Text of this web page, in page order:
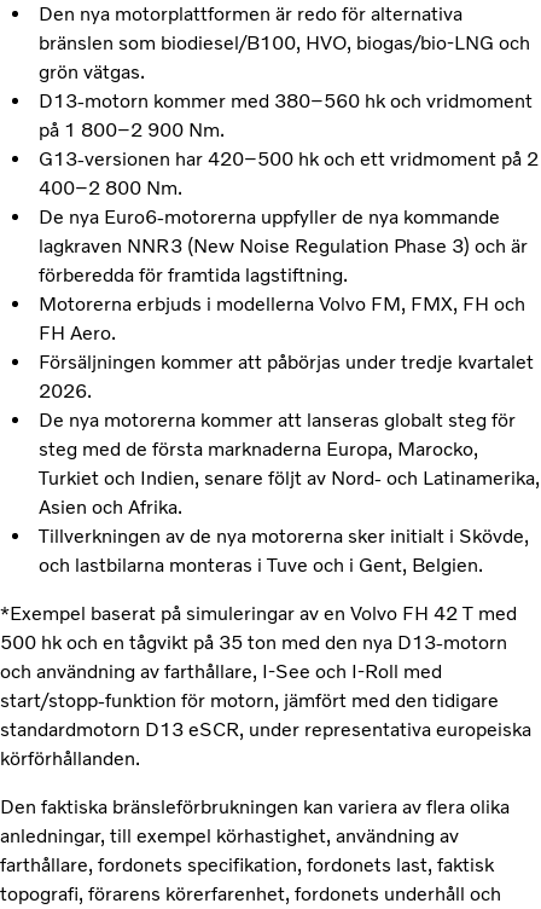
Den nya motorplattformen är redo för alternativa
bränslen som biodiesel/B100, HVO, biogas/bio-LNG och
grön vätgas.
D13-motorn kommer med 380–560 hk och vridmoment
på 1 800–2 900 Nm.
G13-versionen har 420–500 hk och ett vridmoment på 2
400–2 800 Nm.
De nya Euro6-motorerna uppfyller de nya kommande
lagkraven NNR3 (New Noise Regulation Phase 3) och är
förberedda för framtida lagstiftning.
Motorerna erbjuds i modellerna Volvo FM, FMX, FH och
FH Aero.
Försäljningen kommer att påbörjas under tredje kvartalet
2026.
De nya motorerna kommer att lanseras globalt steg för
steg med de första marknaderna Europa, Marocko,
Turkiet och Indien, senare följt av Nord- och Latinamerika,
Asien och Afrika.
Tillverkningen av de nya motorerna sker initialt i Skövde,
och lastbilarna monteras i Tuve och i Gent, Belgien.
*Exempel baserat på simuleringar av en Volvo FH 42 T med
500 hk och en tågvikt på 35 ton med den nya D13-motorn
och användning av farthållare, I-See och I-Roll med
start/stopp-funktion för motorn, jämfört med den tidigare
standardmotorn D13 eSCR, under representativa europeiska
körförhållanden.
Den faktiska bränsleförbrukningen kan variera av flera olika
anledningar, till exempel körhastighet, användning av
farthållare, fordonets specifikation, fordonets last, faktisk
topografi, förarens körerfarenhet, fordonets underhåll och